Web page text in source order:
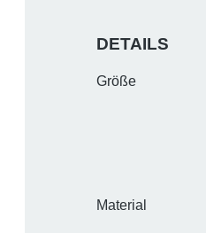
DETAILS
Größe
Material